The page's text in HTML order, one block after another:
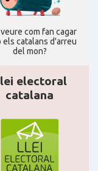
a London
a Regne Unit
com fan cagar
els catalans d'arreu
del mon?
electoral
catalana